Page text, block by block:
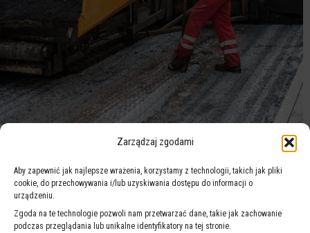
Zarządzaj zgodami
Aby zapewnić jak najlepsze wrażenia, korzystamy z technologii, takich jak pliki
cookie, do przechowywania i/lub uzyskiwania dostępu do informacji o
urządzeniu.
Zgoda na te technologie pozwoli nam przetwarzać dane, takie jak zachowanie
podczas przeglądania lub unikalne identyfikatory na tej stronie.
DOKOŃCZYMY FREZOWANIE POŁCZYŃSKIEJ